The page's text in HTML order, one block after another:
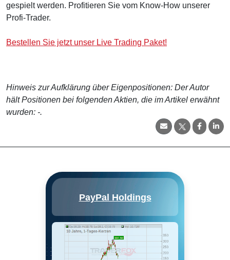
gespielt werden. Profitieren Sie vom Know-How unserer
Profi-Trader.
Bestellen Sie jetzt unser Live Trading Paket!
Hinweis zur Aufklärung über Eigenpositionen: Der Autor
hält Positionen bei folgenden Aktien, die im Artikel erwähnt
wurden: -.
PayPal Holdings
ausgegliedert und bietet
Zahlungslösungen für Händler
und Verbraucher an, wobei der
Schwerpunkt auf Online-
Transaktionen liegt. Ende 2021
hatte das Unternehmen 426
Millionen aktive Konten,